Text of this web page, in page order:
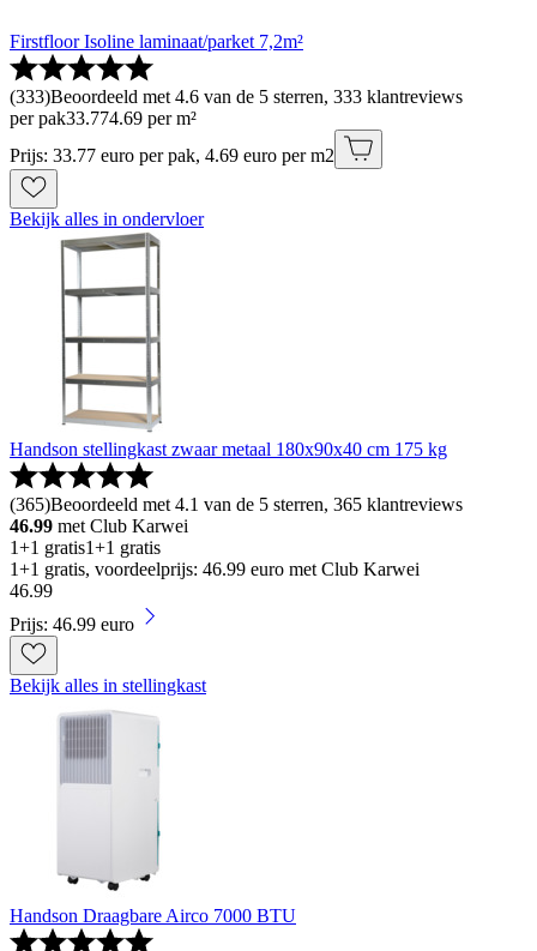
Firstfloor Isoline laminaat/parket 7,2m²
(333)Beoordeeld met 4.6 van de 5 sterren, 333 klantreviews
per pak33.774.69 per m²
Prijs: 33.77 euro per pak, 4.69 euro per m2
Bekijk alles in ondervloer
Handson stellingkast zwaar metaal 180x90x40 cm 175 kg
(365)Beoordeeld met 4.1 van de 5 sterren, 365 klantreviews
46.99 met Club Karwei
1+1 gratis1+1 gratis
1+1 gratis, voordeelprijs: 46.99 euro met Club Karwei
46.99
Prijs: 46.99 euro
Bekijk alles in stellingkast
Handson Draagbare Airco 7000 BTU